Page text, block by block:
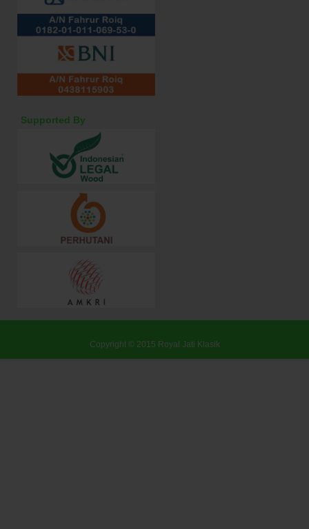
Supported By
Copyright © 2015 Royal Jati Klasik